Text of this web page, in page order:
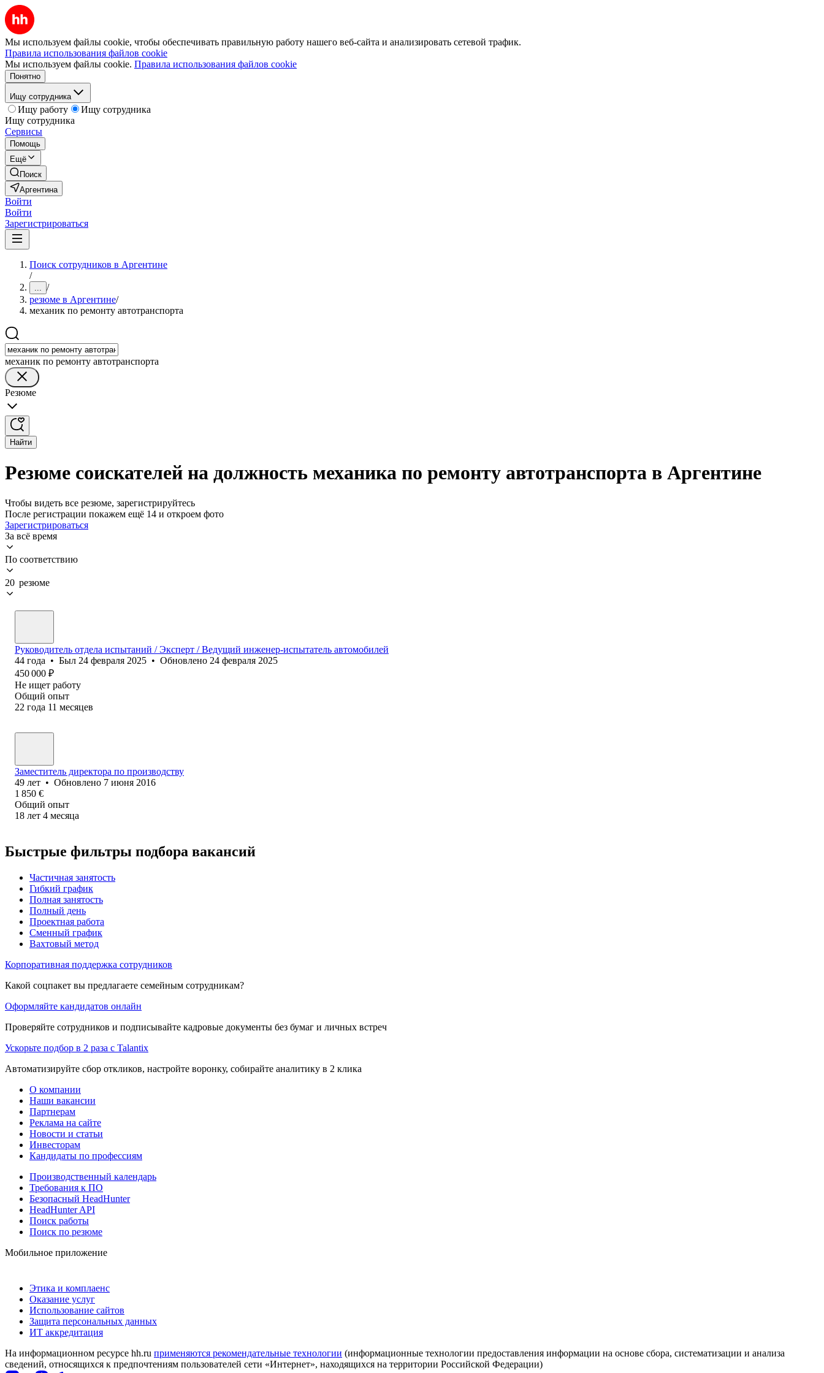
Мы используем файлы cookie, чтобы обеспечивать правильную работу нашего веб-сайта и анализировать сетевой трафик.
Правила использования файлов cookie
Мы используем файлы cookie. Правила использования файлов cookie
Понятно
Ищу сотрудника
Ищу работу
Ищу сотрудника
Ищу сотрудника
Сервисы
Помощь
Ещё
Поиск
Аргентина
Войти
Войти
Зарегистрироваться
Поиск сотрудников в Аргентине
/
... /
резюме в Аргентине/
механик по ремонту автотранспорта
механик по ремонту автотранспорта
Резюме
Найти
Резюме соискателей на должность механика по ремонту автотранспорта в Аргентине
Чтобы видеть все резюме, зарегистрируйтесь
После регистрации покажем ещё 14 и откроем фото
Зарегистрироваться
За всё время
По соответствию
20 резюме
Руководитель отдела испытаний / Эксперт / Ведущий инженер-испытатель автомобилей
44 года • Был 24 февраля 2025 • Обновлено 24 февраля 2025
450 000 ₽
Не ищет работу
Общий опыт
22 года 11 месяцев
Заместитель директора по производству
49 лет • Обновлено 7 июня 2016
1 850 €
Общий опыт
18 лет 4 месяца
Быстрые фильтры подбора вакансий
Частичная занятость
Гибкий график
Полная занятость
Полный день
Проектная работа
Сменный график
Вахтовый метод
Корпоративная поддержка сотрудников
Какой соцпакет вы предлагаете семейным сотрудникам?
Оформляйте кандидатов онлайн
Проверяйте сотрудников и подписывайте кадровые документы без бумаг и личных встреч
Ускорьте подбор в 2 раза с Talantix
Автоматизируйте сбор откликов, настройте воронку, собирайте аналитику в 2 клика
О компании
Наши вакансии
Партнерам
Реклама на сайте
Новости и статьи
Инвесторам
Кандидаты по профессиям
Производственный календарь
Требования к ПО
Безопасный HeadHunter
HeadHunter API
Поиск работы
Поиск по резюме
Мобильное приложение
Этика и комплаенс
Оказание услуг
Использование сайтов
Защита персональных данных
ИТ аккредитация
На информационном ресурсе hh.ru применяются рекомендательные технологии (информационные технологии предоставления информации на основе сбора, систематизации и анализа
сведений, относящихся к предпочтениям пользователей сети «Интернет», находящихся на территории Российской Федерации)